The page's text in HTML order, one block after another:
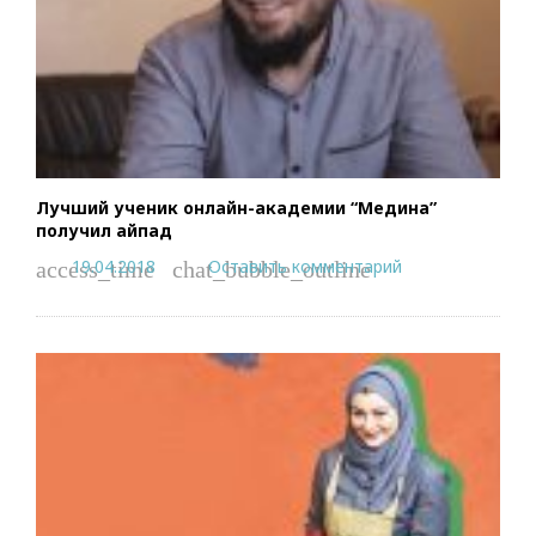
Лучший ученик онлайн-академии “Медина”
получил айпад
access_time
19.04.2018 chat_bubble_outline
Оставить комментарий